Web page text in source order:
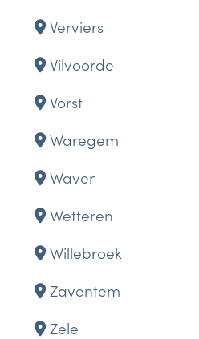
Verviers
Vilvoorde
Vorst
Waregem
Waver
Wetteren
Willebroek
Zaventem
Zele